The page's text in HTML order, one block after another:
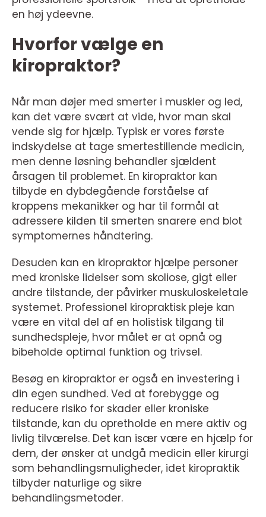
en høj ydeevne.
Hvorfor vælge en
kiropraktor?
Når man døjer med smerter i muskler og led,
kan det være svært at vide, hvor man skal
vende sig for hjælp. Typisk er vores første
indskydelse at tage smertestillende medicin,
men denne løsning behandler sjældent
årsagen til problemet. En kiropraktor kan
tilbyde en dybdegående forståelse af
kroppens mekanikker og har til formål at
adressere kilden til smerten snarere end blot
symptomernes håndtering.
Desuden kan en kiropraktor hjælpe personer
med kroniske lidelser som skoliose, gigt eller
andre tilstande, der påvirker muskuloskeletale
systemet. Professionel kiropraktisk pleje kan
være en vital del af en holistisk tilgang til
sundhedspleje, hvor målet er at opnå og
bibeholde optimal funktion og trivsel.
Besøg en kiropraktor er også en investering i
din egen sundhed. Ved at forebygge og
reducere risiko for skader eller kroniske
tilstande, kan du opretholde en mere aktiv og
livlig tilværelse. Det kan især være en hjælp for
dem, der ønsker at undgå medicin eller kirurgi
som behandlingsmuligheder, idet kiropraktik
tilbyder naturlige og sikre
behandlingsmetoder.